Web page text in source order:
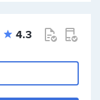
4.3